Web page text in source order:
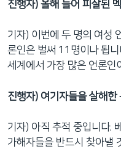
진행자) 올해 들어 피살된
기자) 이번에 두 명의 여성
론인은 벌써 11명이나 됩
세계에서 가장 많은 언론인
진행자) 여기자들을 살해
기자) 아직 추적 중입니다.
가해자들을 반드시 찾아낼